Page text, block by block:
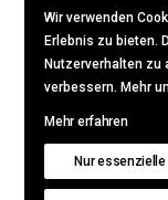
© 2022KS/CS
hitschdesign.
Wir verwenden
Erlebnis zu bieten.
Nutzerverhalten zu
verbessern. Mehr
Mehr erfahren
Nur